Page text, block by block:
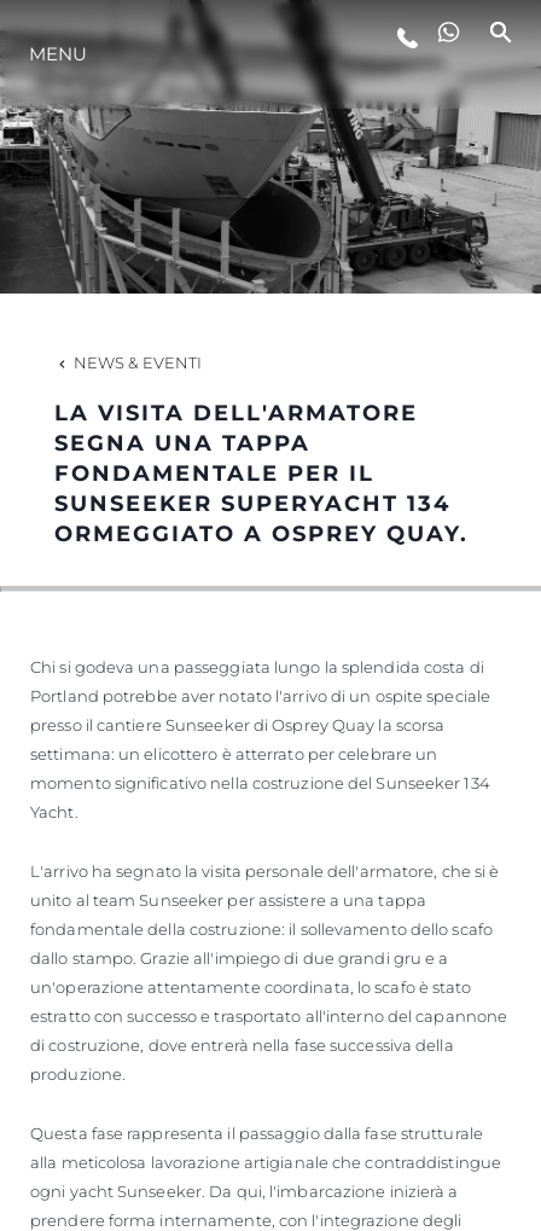
LIFESTYLE
INNOVAZIONE
L'AZIENDA
HERITAGE
VALUTA LA TUA IMBARCAZIONE
MENU
NEWS & EVENTI
LA VISITA DELL'ARMATORE
SEGNA UNA TAPPA
FONDAMENTALE PER IL
SUNSEEKER SUPERYACHT 134
ORMEGGIATO A OSPREY QUAY.
Chi si godeva una passeggiata lungo la splendida costa di
Portland potrebbe aver notato l'arrivo di un ospite speciale
presso il cantiere Sunseeker di Osprey Quay la scorsa
settimana: un elicottero è atterrato per celebrare un
momento significativo nella costruzione del Sunseeker 134
Yacht.
L'arrivo ha segnato la visita personale dell'armatore, che si è
unito al team Sunseeker per assistere a una tappa
fondamentale della costruzione: il sollevamento dello scafo
dallo stampo. Grazie all'impiego di due grandi gru e a
un'operazione attentamente coordinata, lo scafo è stato
estratto con successo e trasportato all'interno del capannone
di costruzione, dove entrerà nella fase successiva della
produzione.
Questa fase rappresenta il passaggio dalla fase strutturale
alla meticolosa lavorazione artigianale che contraddistingue
ogni yacht Sunseeker. Da qui, l'imbarcazione inizierà a
prendere forma internamente, con l'integrazione degli